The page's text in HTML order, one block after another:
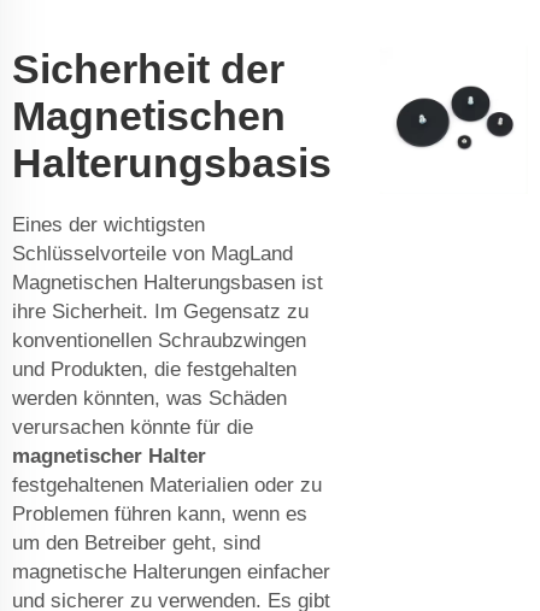
Sicherheit der
Magnetischen
Halterungsbasis
Eines der wichtigsten
Schlüsselvorteile von MagLand
Magnetischen Halterungsbasen ist
ihre Sicherheit. Im Gegensatz zu
konventionellen Schraubzwingen
und Produkten, die festgehalten
werden könnten, was Schäden
verursachen könnte für die
magnetischer Halter
festgehaltenen Materialien oder zu
Problemen führen kann, wenn es
um den Betreiber geht, sind
magnetische Halterungen einfacher
und sicherer zu verwenden. Es gibt